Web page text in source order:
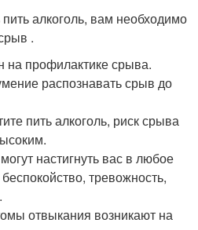
алкоголь, вам необходимо
.
на профилактике срыва.
распознавать срыв до
пить алкоголь, риск срыва
настигнуть вас в любое
тревожность,
отвыкания возникают на